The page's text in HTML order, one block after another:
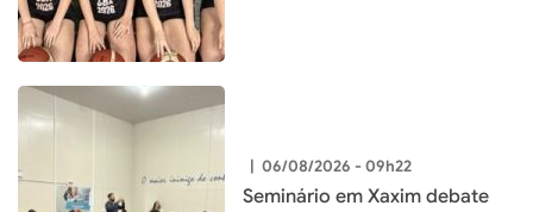
| 06/08/2026 - 09h22
Seminário em Xaxim debate